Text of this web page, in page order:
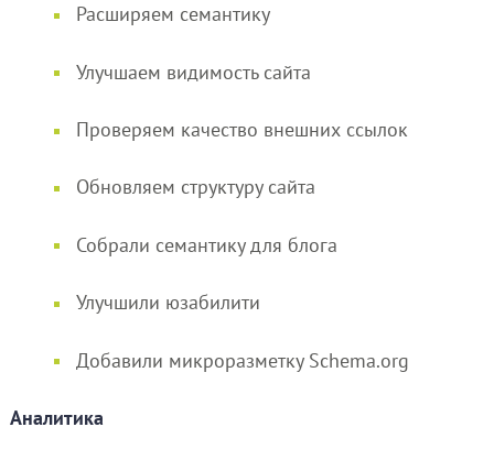
Расширяем семантику
Улучшаем видимость сайта
Проверяем качество внешних ссылок
Обновляем структуру сайта
Собрали семантику для блога
Улучшили юзабилити
Добавили микроразметку Schema.org
Аналитика